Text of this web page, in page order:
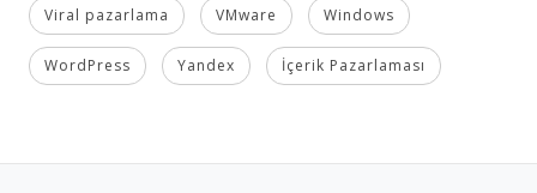
Viral pazarlama VMware Windows
WordPress Yandex İçerik Pazarlaması